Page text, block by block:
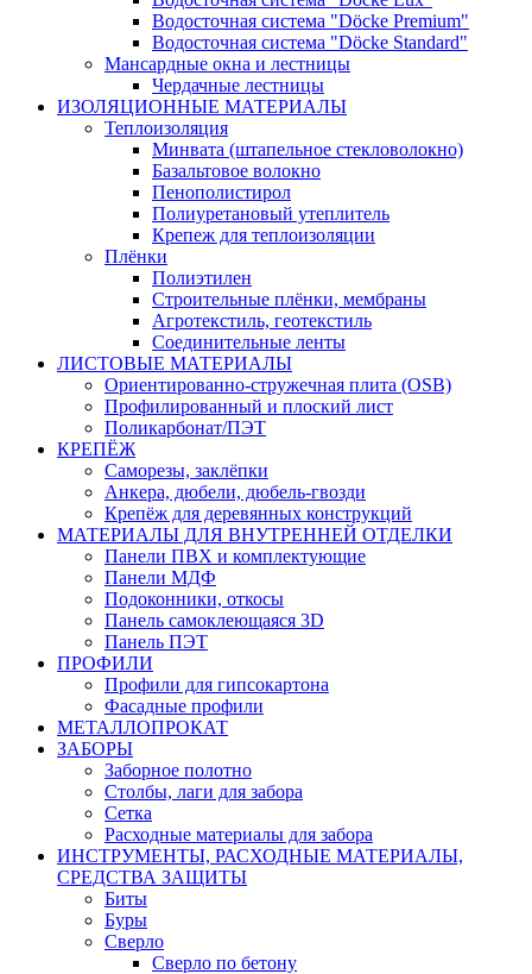
Водосточная система "Döcke Premium"
Водосточная система "Döcke Standard"
Мансардные окна и лестницы
Чердачные лестницы
ИЗОЛЯЦИОННЫЕ МАТЕРИАЛЫ
Теплоизоляция
Минвата (штапельное стекловолокно)
Базальтовое волокно
Пенополистирол
Полиуретановый утеплитель
Крепеж для теплоизоляции
Плёнки
Полиэтилен
Строительные плёнки, мембраны
Агротекстиль, геотекстиль
Соединительные ленты
ЛИСТОВЫЕ МАТЕРИАЛЫ
Ориентированно-стружечная плита (OSB)
Профилированный и плоский лист
Поликарбонат/ПЭТ
КРЕПЁЖ
Саморезы, заклёпки
Анкера, дюбели, дюбель-гвозди
Крепёж для деревянных конструкций
МАТЕРИАЛЫ ДЛЯ ВНУТРЕННЕЙ ОТДЕЛКИ
Панели ПВХ и комплектующие
Панели МДФ
Подоконники, откосы
Панель самоклеющаяся 3D
Панель ПЭТ
ПРОФИЛИ
Профили для гипсокартона
Фасадные профили
МЕТАЛЛОПРОКАТ
ЗАБОРЫ
Заборное полотно
Столбы, лаги для забора
Сетка
Расходные материалы для забора
ИНСТРУМЕНТЫ, РАСХОДНЫЕ МАТЕРИАЛЫ,
СРЕДСТВА ЗАЩИТЫ
Биты
Буры
Сверло
Сверло по бетону